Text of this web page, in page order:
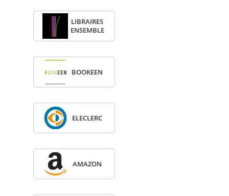
LIBRAIRES
ENSEMBLE
BOO­KEEN
ELE­CLERC
AMA­ZON